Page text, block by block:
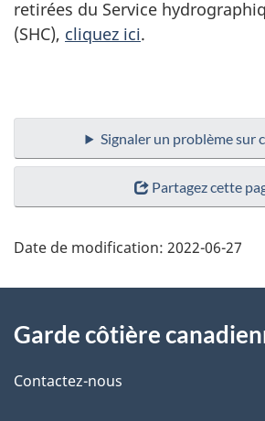
retirées du Service
(SHC), cliquez ici.
Signaler un problème sur
Partagez cette
Date de modification: 2022-06-27
propos
de
Garde côtière
Contactez-nous